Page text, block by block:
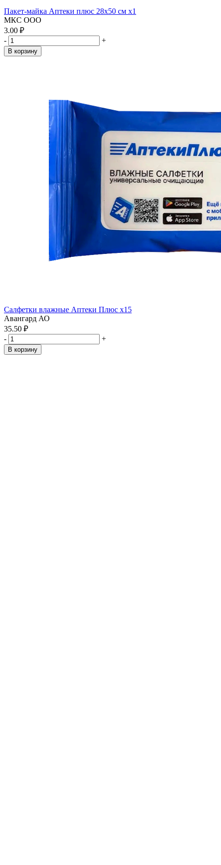
Пакет-майка Аптеки плюс 28х50 см x1
МКС ООО
3.00 ₽
-
+
В корзину
Салфетки влажные Аптеки Плюс x15
Авангард АО
35.50 ₽
-
+
В корзину